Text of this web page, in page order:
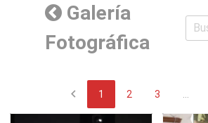
Galería
Fotográfica
chevron_left 1 2 3